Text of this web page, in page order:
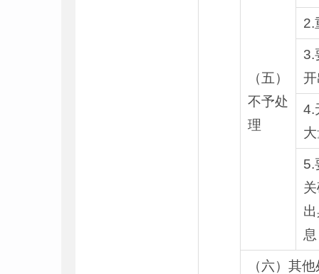
（五）
不予处
理
2.
3.
4.
5.
息
（六）其